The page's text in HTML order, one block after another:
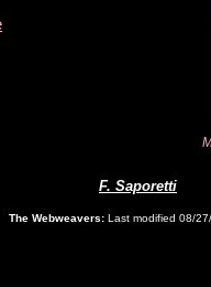
F. Saporetti
The Webweavers: Last modified 08/